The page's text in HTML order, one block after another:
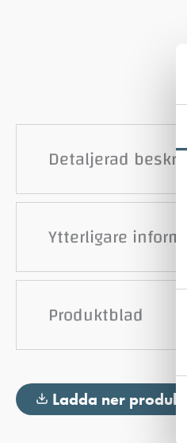
Detaljerad
Ytterligare
Produktblad
Ladda ner